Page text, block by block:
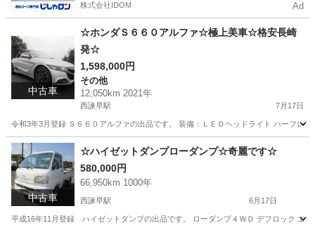
株式会社IDOM Ad
中古車
☆ホンダＳ６６０アルファ☆極上美車☆格安長崎
発☆
1,598,000円
その他
12,050km 2021年
西諫早駅 7月17日
令和3年3月登録 Ｓ６６０アルファの出品です。 装備：ＬＥＤヘッドライト ハーフレ
長崎 諫早市 西諫早駅 その他 S660
中古車
☆ハイゼットダンプローダンプ☆奇麗です☆
580,000円
66,950km 1000年
西諫早駅 6月17日
平成16年11月登録 ハイゼットダンプの出品です。 ローダンプ４ＷＤ デフロック エ